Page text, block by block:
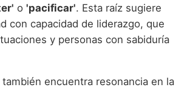
o 'pacificar'. Esta raíz sugiere
con capacidad de liderazgo, que
y personas con sabiduría
también encuentra resonancia en la